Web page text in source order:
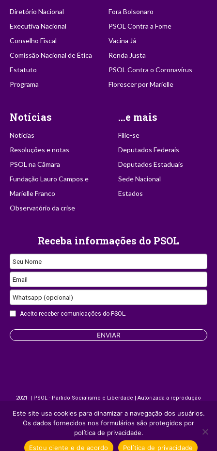
Diretório Nacional
Executiva Nacional
Conselho Fiscal
Comissão Nacional de Ética
Estatuto
Programa
Fora Bolsonaro
PSOL Contra a Fome
Vacina Já
Renda Justa
PSOL Contra o Coronavírus
Florescer por Marielle
Notícias
Notícias
Resoluções e notas
PSOL na Câmara
Fundação Lauro Campos e
Marielle Franco
Observatório da crise
...e mais
Filie-se
Deputados Federais
Deputados Estaduais
Sede Nacional
Estados
Receba informações do PSOL
Your
Website
Seu Nome
Email
Whatsapp (opcional)
Aceito receber comunicações do PSOL.
ENVIAR
2021 | PSOL - Partido Socialismo e Liberdade | Autorizada a reprodução
desde que citada a fonte.
Site desenvolvido porAppmobi
Este site usa cookies para dinamizar a navegação dos usuários.
Os dados fornecidos nos formulários são protegidos por
política de privacidade.
Estou ciente e de acordo
Política de privacidade